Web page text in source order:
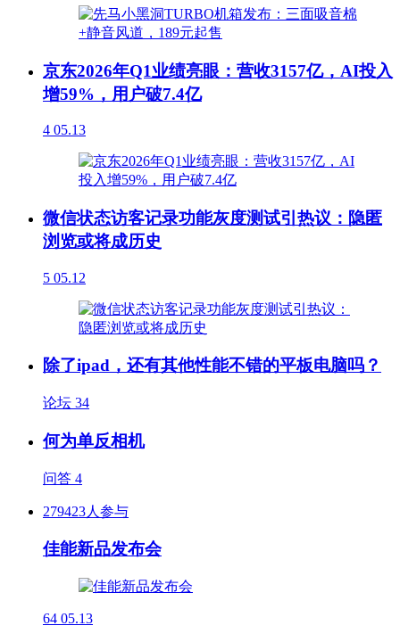
京东2026年Q1业绩亮眼：营收3157亿，AI投入
增59%，用户破7.4亿
4 05.13
微信状态访客记录功能灰度测试引热议：隐匿
浏览或将成历史
5 05.12
除了ipad，还有其他性能不错的平板电脑吗？
论坛 34
何为单反相机
问答 4
279423人参与
佳能新品发布会
64 05.13